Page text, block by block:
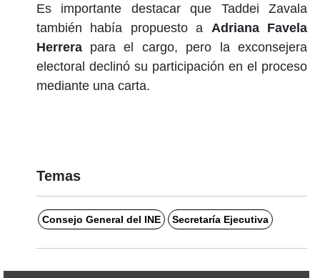
Es importante destacar que Taddei Zavala
también había propuesto a Adriana Favela
Herrerapara el cargo, pero la exconsejera
electoral declinó su participación en el proceso
mediante una carta.
Temas
Consejo General del INE Secretaría Ejecutiva